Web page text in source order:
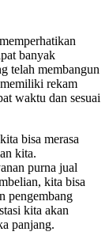
banyak
telah membangun
rekam
waktu dan sesuai
bisa merasa
kita.
purna jual
kita bisa
pengembang
kita akan
panjang.